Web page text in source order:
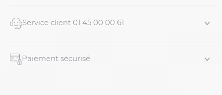
Service client 01 45 00 00 61
Paiement sécurisé